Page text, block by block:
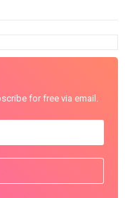
for free via email.